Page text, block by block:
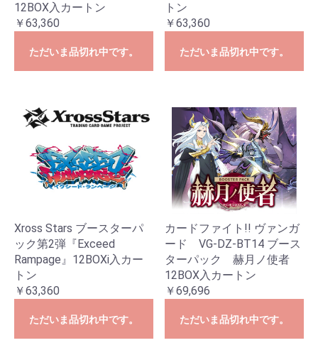
12BOX入カートン
￥63,360
ただいま品切れ中です。
トン
￥63,360
ただいま品切れ中です。
Xross Stars ブースターパ
ック第2弾『Exceed
Rampage』12BOXi入カー
トン
￥63,360
ただいま品切れ中です。
カードファイト!! ヴァンガ
ード VG-DZ-BT14 ブース
ターパック 赫月ノ使者
12BOX入カートン
￥69,696
ただいま品切れ中です。